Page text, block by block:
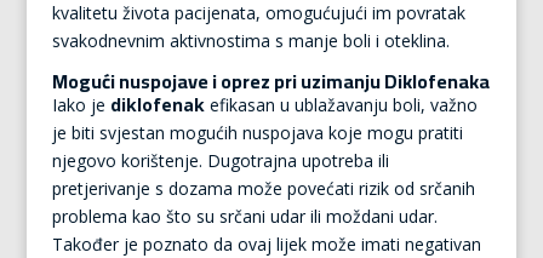
kvalitetu života pacijenata, omogućujući im povratak
svakodnevnim aktivnostima s manje boli i oteklina.
Mogući nuspojave i oprez pri uzimanju Diklofenaka
Iako je diklofenakefikasan u ublažavanju boli, važno
je biti svjestan mogućih nuspojava koje mogu pratiti
njegovo korištenje. Dugotrajna upotreba ili
pretjerivanje s dozama može povećati rizik od srčanih
problema kao što su srčani udar ili moždani udar.
Također je poznato da ovaj lijek može imati negativan